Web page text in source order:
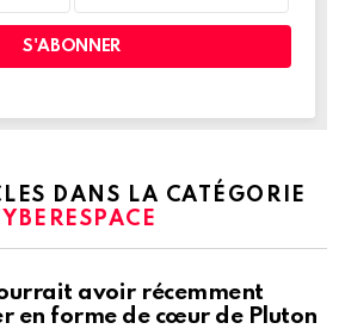
DANS LA CATÉGORIE
avoir récemment
en forme de cœur de Pluton